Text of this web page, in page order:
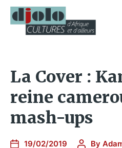
La Cover :
reine
mash-ups
19/02/2019 By